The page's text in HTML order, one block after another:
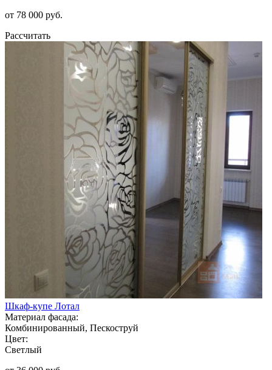
от 78 000 руб.
Рассчитать
Шкаф-купе Лотал
Материал фасада:
Комбинированный, Пескоструй
Цвет:
Светлый